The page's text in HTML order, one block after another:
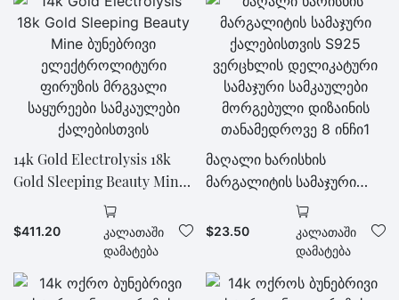
საჩუქრად ზაფხულში
სამკაულები ქალებისთვის
შეყვარებულისთვის
14k Gold Electrolysis 18k
Gold Sleeping Beauty Mine
ელექტროლიტური
ფირუზის მრგვალი
საყურეები სამკაულები
ქალებისთვის
$411.20
Კალათაში
Დამატება
მაღალი ხარისხის
მარგალიტის სამაჯური
ქალებისთვის S925
ვერცხლის დელიკატური
სამაჯური სამკაულები
მორგებული დიზაინის
თანამედროვე 8 ინჩი1
$23.50
Კალათაში
Დამატება